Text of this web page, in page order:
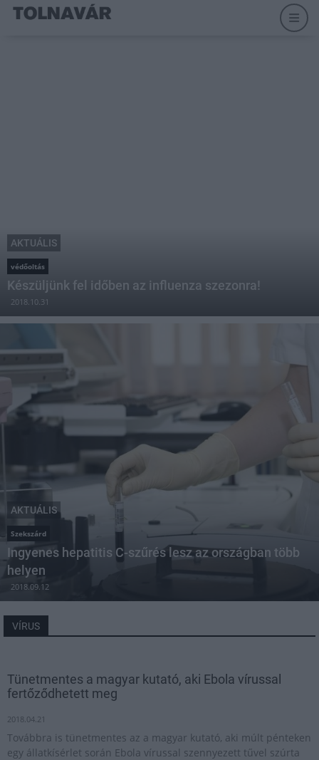
AKTUÁLIS
védőoltás
Készüljünk fel időben az influenza szezonra!
2018.10.31
AKTUÁLIS
Szekszárd
Ingyenes hepatitis C-szűrés lesz az országban több
helyen
2018.09.12
VÍRUS
Tünetmentes a magyar kutató, aki Ebola vírussal
fertőződhetett meg
2018.04.21
Továbbra is tünetmentes az a magyar kutató, aki múlt pénteken
egy állatkísérlet során Ebola vírussal szennyezett tűvel szúrta